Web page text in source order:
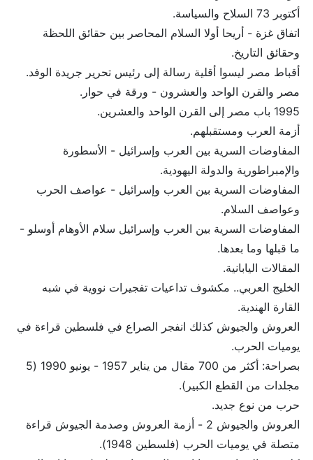
أكتوبر 73 السلاح والسياسة.
اتفاق غزة - أريحا أولا السلام المحاصر بين حقائق اللحظة
وحقائق التاريخ.
أقباط مصر ليسوا أقلية رسالة إلى رئيس تحرير جريدة الوفد.
مصر والقرن الواحد والعشرون - ورقة في حوار.
1995 باب مصر إلى القرن الواحد والعشرين.
أزمة العرب ومستقبلهم.
المفاوضات السرية بين العرب وإسرائيل - الأسطورة
والإمبراطورية والدولة اليهودية.
المفاوضات السرية بين العرب وإسرائيل - عواصف الحرب
وعواصف السلام.
المفاوضات السرية بين العرب وإسرائيل سلام الأوهام أوسلو -
ما قبلها وما بعدها.
المقالات اليابانية.
الخليج العربي.. مكشوف تداعيات تفجيرات نووية في شبه
القارة الهندية.
العروش والجيوش كذلك انفجر الصراع في فلسطين قراءة في
يوميات الحرب.
بصراحة: أكثر من 700 مقال من يناير 1957 - يونيو 1990 (5
مجلدات من القطع الكبير).
حرب من نوع جديد.
العروش والجيوش 2 - أزمة العروش وصدمة الجيوش قراءة
متصلة في يوميات الحرب (فلسطين 1948).